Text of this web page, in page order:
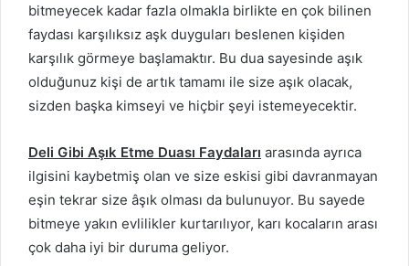
bitmeyecek kadar fazla olmakla birlikte en çok bilinen
faydası karşılıksız aşk duyguları beslenen kişiden
karşılık görmeye başlamaktır. Bu dua sayesinde aşık
olduğunuz kişi de artık tamamı ile size aşık olacak,
sizden başka kimseyi ve hiçbir şeyi istemeyecektir.
Deli Gibi Aşık Etme Duası Faydaları arasında ayrıca
ilgisini kaybetmiş olan ve size eskisi gibi davranmayan
eşin tekrar size âşık olması da bulunuyor. Bu sayede
bitmeye yakın evlilikler kurtarılıyor, karı kocaların arası
çok daha iyi bir duruma geliyor.